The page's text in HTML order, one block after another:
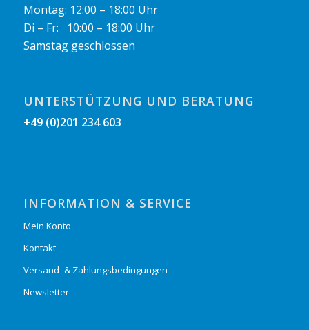
Montag: 12:00 – 18:00 Uhr
Di – Fr: 10:00 – 18:00 Uhr
Samstag geschlossen
UNTERSTÜTZUNG UND BERATUNG
+49 (0)201 234 603
INFORMATION & SERVICE
Mein Konto
Kontakt
Versand- & Zahlungsbedingungen
Newsletter